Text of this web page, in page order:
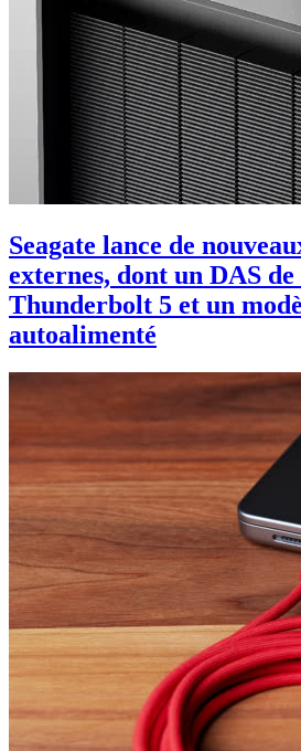
Seagate lance de
externes, dont un DAS de
Thunderbolt 5 et un
autoalimenté